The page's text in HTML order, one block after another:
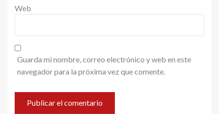
Web
Guarda mi nombre, correo electrónico y web en este
navegador para la próxima vez que comente.